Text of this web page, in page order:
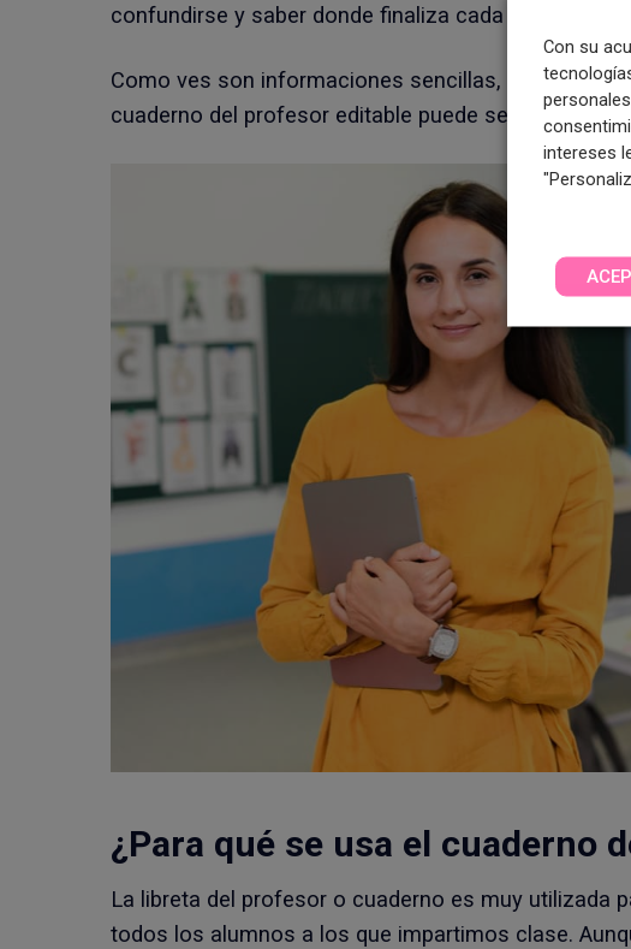
confundirse y saber donde finaliza cada grupo.
Como ves son informaciones sencillas, pero que te
cuaderno del profesor editable puede ser la
¿Para qué se usa el cuaderno
La libreta del profesor o cuaderno es muy utilizada
todos los alumnos a los que impartimos clase.
Con su
intereses